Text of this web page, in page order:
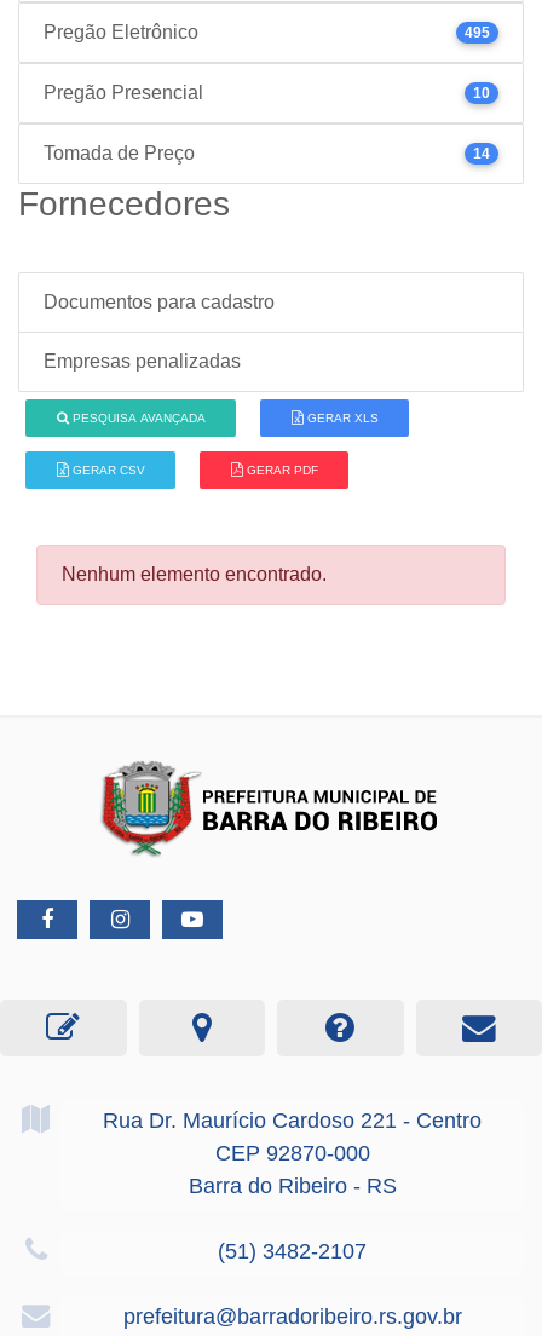
Pregão Eletrônico 495
Pregão Presencial 10
Tomada de Preço 14
Fornecedores
Documentos para cadastro
Empresas penalizadas
PESQUISA AVANÇADA GERAR XLS
GERAR CSV GERAR PDF
Nenhum elemento encontrado.
Rua Dr. Maurício Cardoso 221 - Centro
CEP 92870-000
Barra do Ribeiro - RS
(51) 3482-2107
prefeitura@barradoribeiro.rs.gov.br